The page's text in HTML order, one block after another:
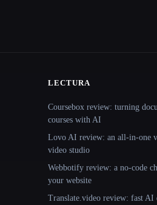
LECTURA
Coursebox review: turning
courses with AI
Lovo AI review: an all-in-one
video studio
Webbotify review: a no-code
your website
Translate.video review: fast AI